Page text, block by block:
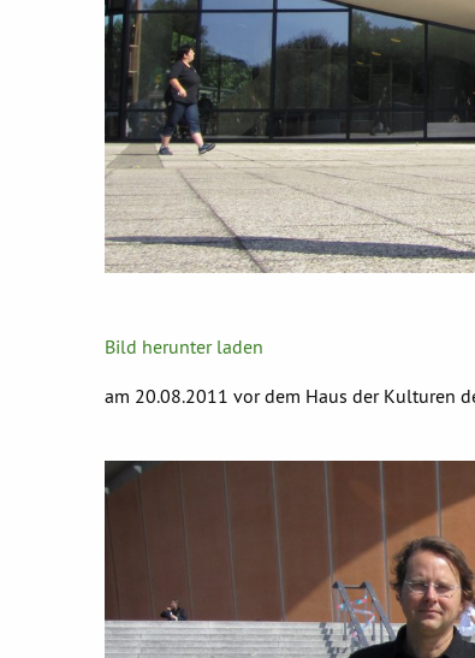
Bild herunter laden
am 20.08.2011 vor dem Haus der Kulturen